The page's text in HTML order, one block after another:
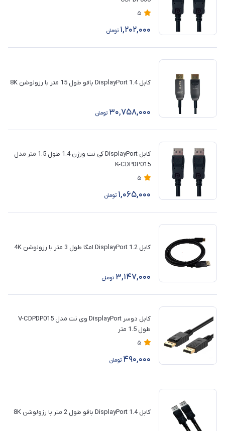
5
1,202,000 تومان
کابل DisplayPort 1.4 بافو طول 15 متر با رزولوشن 8K
30,758,000 تومان
کابل DisplayPort کی نت ورژن 1.4 طول 1.5 متر مدل
K-CDPDP015
5
1,065,000 تومان
کابل DisplayPort 1.2 امگا طول 3 متر با رزولوشن 4K
3,147,000 تومان
کابل دوسر DisplayPort وی نت مدل V-CDPDP015
طول 1.5 متر
5
490,000 تومان
کابل DisplayPort 1.4 بافو طول 2 متر با رزولوشن 8K